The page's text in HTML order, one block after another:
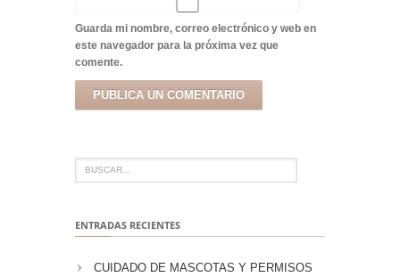
Guarda mi nombre, correo electrónico y web en
este navegador para la próxima vez que
comente.
ENTRADAS RECIENTES
CUIDADO DE MASCOTAS Y PERMISOS